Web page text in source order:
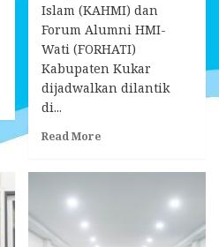
Islam (KAHMI) dan
Forum Alumni HMI-
Wati (FORHATI)
Kabupaten Kukar
dijadwalkan dilantik
di...
Read MoreRead
Rampungkan